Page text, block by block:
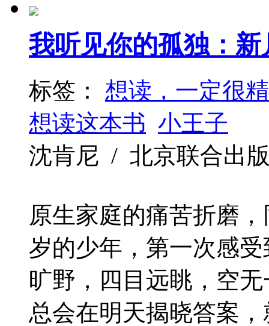
我听见你的孤独：新
标签： 想读，一定很
想读这本书 小王子
沈肯尼 / 北京联合出
原生家庭的痛苦折磨
岁的少年，第一次感
旷野，四目远眺，空
总会在明天揭晓答案